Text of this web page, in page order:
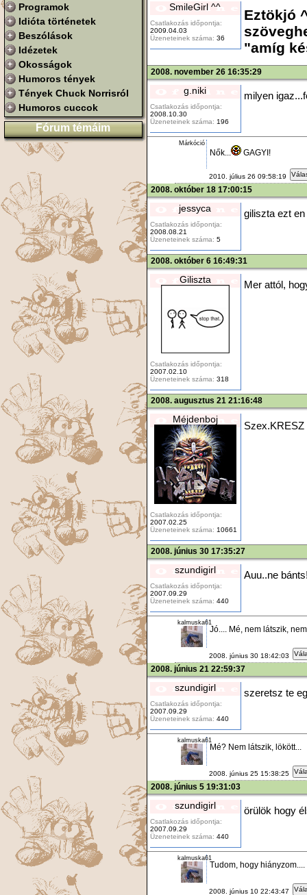
Programok
Idióta történetek
Beszólások
Idézetek
Okosságok
Humoros tények
Tények Chuck Norrisról
Humoros cuccok
Fórum témáim
SmileGirl ^^
Csatlakozás időpontja:
2009.04.03
Üzeneteinek száma: 36
Eztökjó
"amíg
2008. november 26 16:35:29
g.niki
Csatlakozás időpontja:
2008.10.30
Üzeneteinek száma: 196
milyen
Márkóció
Nők... GAGYI!
2010. július 26 09:58:19
2008. október 18 17:00:15
jessyca
Csatlakozás időpontja:
2008.08.21
Üzeneteinek száma: 5
giliszta ezt
2008. október 6 16:49:31
Giliszta
Csatlakozás időpontja:
2007.02.10
Üzeneteinek száma: 318
Mer attól,
2008. augusztus 21 21:16:48
Méjdenboj
Csatlakozás időpontja:
2007.02.25
Üzeneteinek száma: 10661
Szex.KRESZ
2008. június 30 17:35:27
szundigirl
Csatlakozás időpontja:
2007.09.29
Üzeneteinek száma: 440
Auu..ne
kalmuska61
Jó.... Mé, nem látszik,
2008. június 30 18:42:03
2008. június 21 22:59:37
szundigirl
Csatlakozás időpontja:
2007.09.29
Üzeneteinek száma: 440
szeretsz te
kalmuska61
Mé? Nem látszik, lökött...
2008. június 25 15:38:25
2008. június 5 19:31:03
szundigirl
Csatlakozás időpontja:
2007.09.29
Üzeneteinek száma: 440
örülök hogy
kalmuska61
Tudom, hogy hiányzom....
2008. június 10 22:43:47